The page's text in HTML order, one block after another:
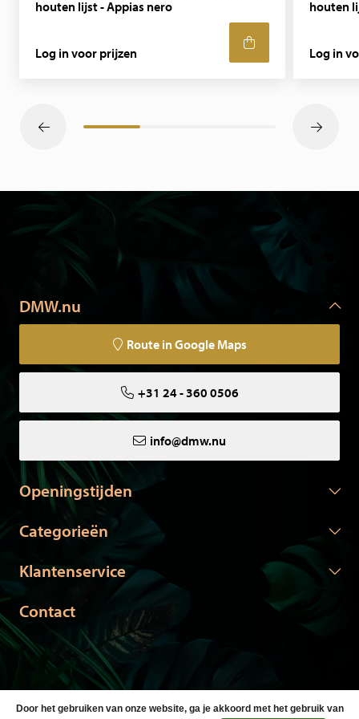
Wij prepareren ook in opdracht en denken graag met je
houten lijst - Appias nero
Log in voor prijzen
houten
Log in
DMW.nu
Route in Google Maps
+31 24 - 360 0506
info@dmw.nu
Openingstijden
Categorieën
Klantenservice
Contact
Door het gebruiken van onze website, ga je akkoord met het gebruik van